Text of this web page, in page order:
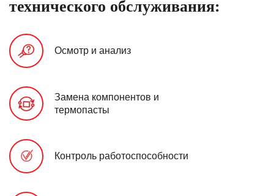
технического обслуживания:
Осмотр и анализ
Замена компонентов и
термопасты
Контроль работоспособности